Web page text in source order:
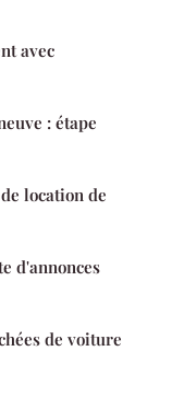
avec
: étape
location de
d'annonces
de voiture